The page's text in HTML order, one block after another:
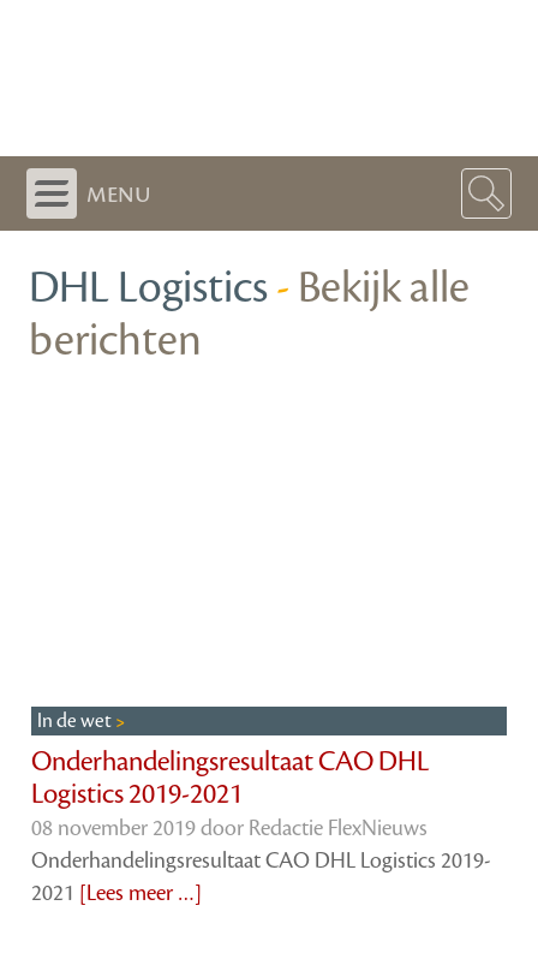
menu
DHL Logistics- Bekijk alle
berichten
In de wet
Onderhandelingsresultaat CAO DHL
Logistics 2019-2021
08 november 2019 door Redactie FlexNieuws
Onderhandelingsresultaat CAO DHL Logistics 2019-
2021 [Lees meer …]